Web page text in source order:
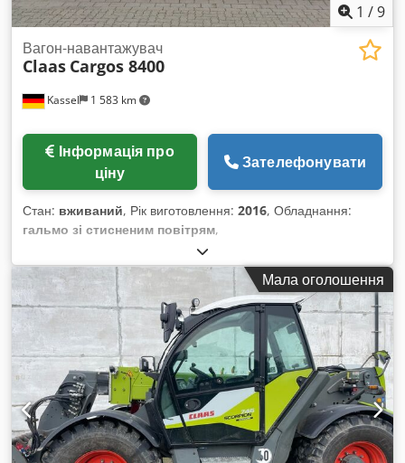
1 /9
Kassel 1 583 km
Вагон-навантажувач
Claas Cargos 8400
ціну
Зателефонувати
Стан: вживаний, Рік виготовлення: 2016, Обладнання:
гальмо зі стисненим повітрям,
Мала оголошення